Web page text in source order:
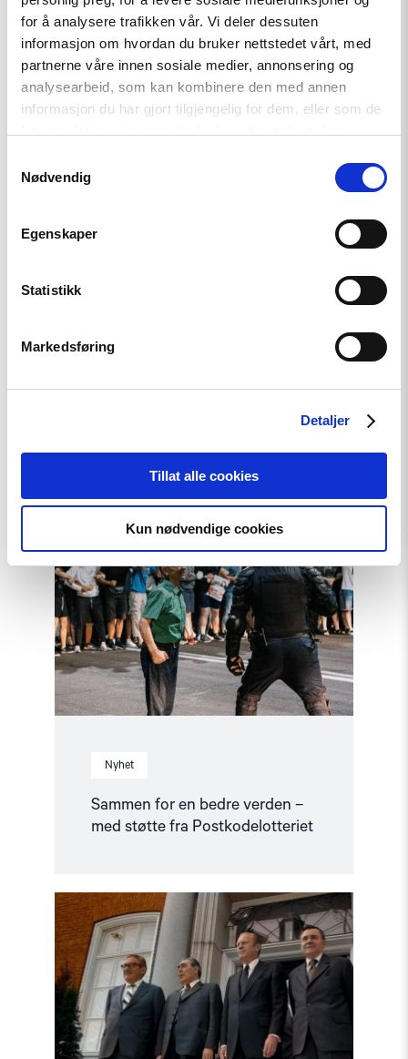
for å analysere trafikken vår. Vi deler dessuten
informasjon om hvordan du bruker nettstedet vårt, med
partnerne våre innen sosiale medier, annonsering og
analysearbeid, som kan kombinere den med annen
informasjon du har gjort tilgjengelig for dem, eller som de
Nødvendig
Egenskaper
Statistikk
Markedsføring
Detaljer
Tillat alle cookies
Kun nødvendige cookies
menneskerettigheter på alvor
Artikkel
Helsingforskomiteen en del av
Read
"Helsingforskomiteen
Nyhet
Sammen for en bedre verden –
med støtte fra Postkodelotteriet
article
"Sammen
for
en
bedre
verden
–
med
støtte
fra
Postkodelotteriet"
Read
article
"Fullt
hus
på
førpremiere
for
Helsinkieffekten"